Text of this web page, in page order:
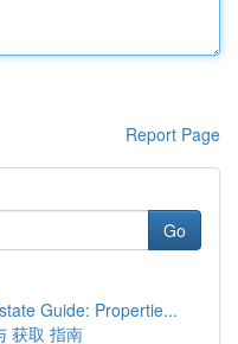
Report Page
Go
Guide: Propertie...
获取 指南